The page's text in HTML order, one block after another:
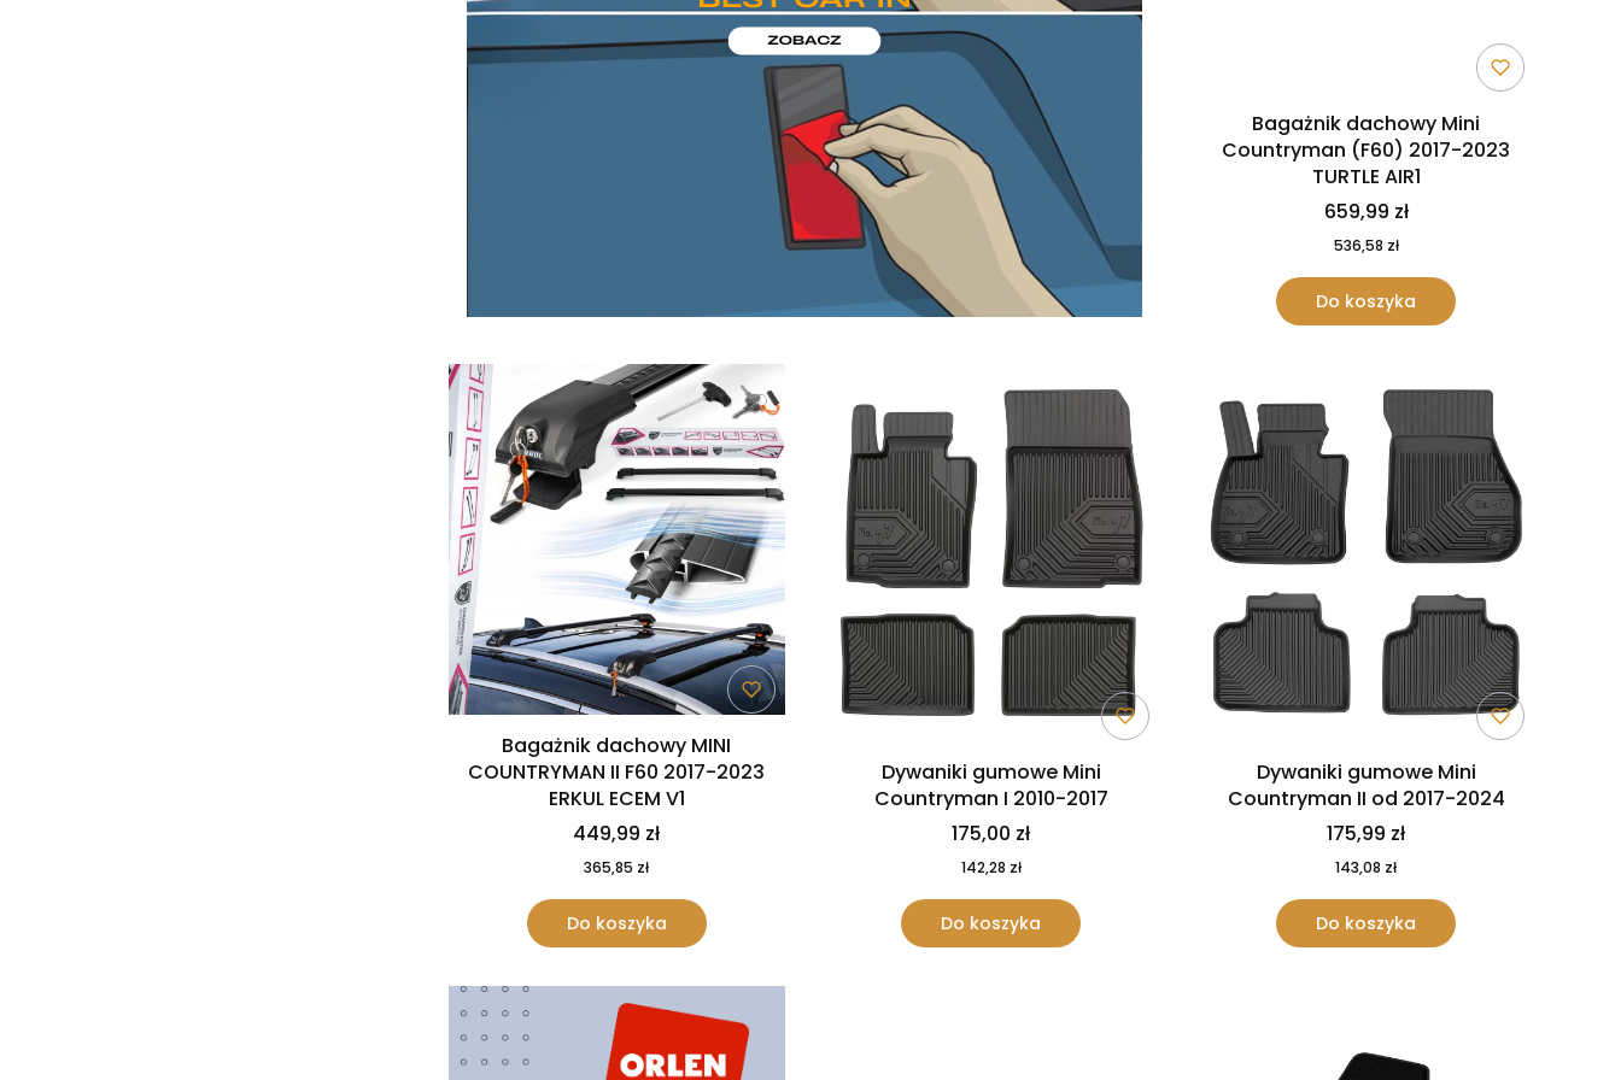
Bagażnik dachowy Mini
Countryman (F60) 2017-2023
TURTLE AIR1
659,99 zł
536,58 zł
Do koszyka
Bagażnik dachowy MINI
COUNTRYMAN II F60 2017-2023
ERKUL ECEM V1
449,99 zł
365,85 zł
Do koszyka
Dywaniki gumowe Mini
Countryman I 2010-2017
175,00 zł
142,28 zł
Do koszyka
Dywaniki gumowe Mini
Countryman II od 2017-2024
175,99 zł
143,08 zł
Do koszyka